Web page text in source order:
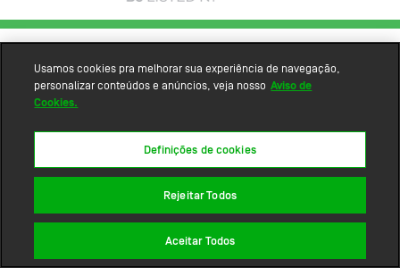
Usamos cookies pra melhorar sua experiência de navegação,
personalizar conteúdos e anúncios, veja nosso Aviso de
Cookies.
Definições de cookies
Rejeitar Todos
Aceitar Todos